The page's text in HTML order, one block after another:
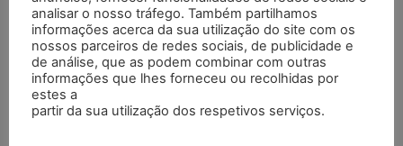
– Função de alarme
– Inclui certificado de calibração ISO
Campos de uso típicos
– Controle de alimentos
– Verificações de higiene
– Construção de estradas
analisar o nosso tráfego. Também partilhamos
informações acerca da sua utilização do site com os
nossos parceiros de redes sociais, de publicidade e
de análise, que as podem combinar com outras
informações que lhes forneceu ou recolhidas por
estes a
partir da sua utilização dos respetivos serviços.